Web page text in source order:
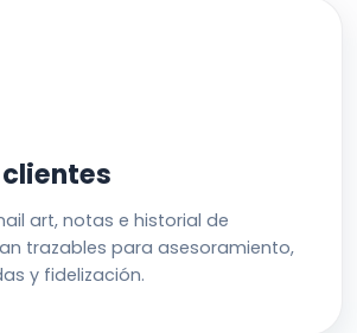
art, notas e historial de
trazables para asesoramiento,
y fidelización.